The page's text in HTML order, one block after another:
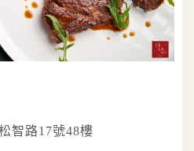
智路17號48樓